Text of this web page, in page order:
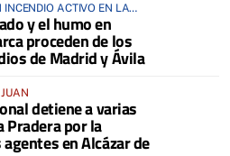
INCENDIO ACTIVO EN LA
y el humo en
proceden de los
de Madrid y Ávila
detiene a varias
Pradera por la
en Alcázar de